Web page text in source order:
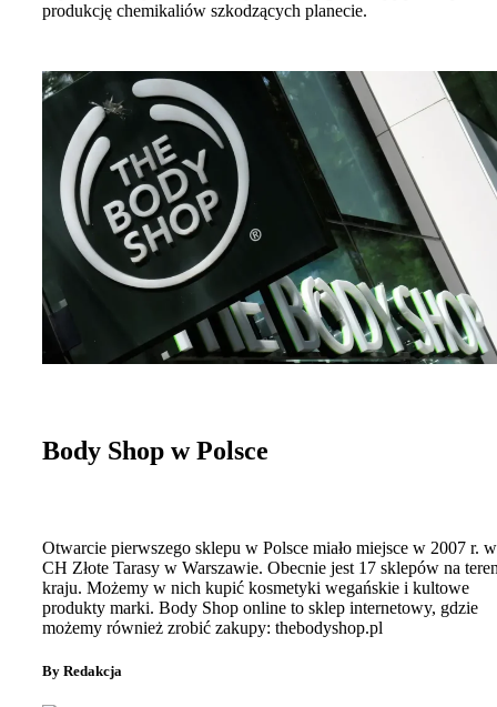
produkcję chemikaliów szkodzących planecie.
Body Shop w Polsce
Otwarcie pierwszego sklepu w Polsce miało miejsce w 2007 r. w
CH Złote Tarasy w Warszawie. Obecnie jest 17 sklepów na
kraju. Możemy w nich kupić kosmetyki wegańskie i kultowe
produkty marki. Body Shop online to sklep internetowy, gdzie
możemy również zrobić zakupy: thebodyshop.pl
By Redakcja